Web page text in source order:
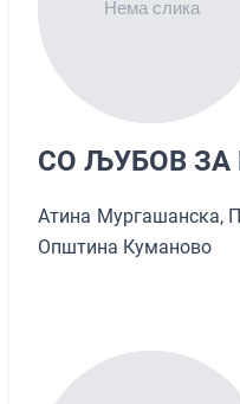
СО ЉУБОВ ЗА
Атина Мургашанска,
Општина Куманово